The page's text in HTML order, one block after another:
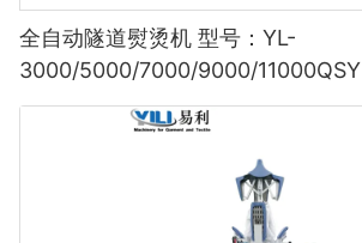
全自动隧道熨烫机 型号：YL-
3000/5000/7000/9000/11000QSY